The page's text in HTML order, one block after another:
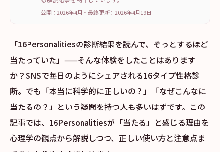
公開：2026年4月 ・ 最終更新： 2026年4月19日
「16Personalitiesの診断結果を読んで、ぞっとするほど
当たっていた」——そんな体験をしたことはあります
か？SNSで毎日のようにシェアされる16タイプ性格診
断。でも「本当に科学的に正しいの？」「なぜこんなに
当たるの？」という疑問を持つ人も多いはずです。この
記事では、16Personalitiesが「当たる」と感じる理由を
心理学の観点から解説しつつ、正しい使い方と注意点ま